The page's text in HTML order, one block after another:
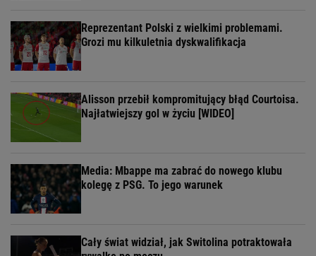
Reprezentant Polski z wielkimi problemami.
Grozi mu kilkuletnia dyskwalifikacja
Alisson przebił kompromitujący błąd Courtoisa.
Najłatwiejszy gol w życiu [WIDEO]
Media: Mbappe ma zabrać do nowego klubu
kolegę z PSG. To jego warunek
Cały świat widział, jak Switolina potraktowała